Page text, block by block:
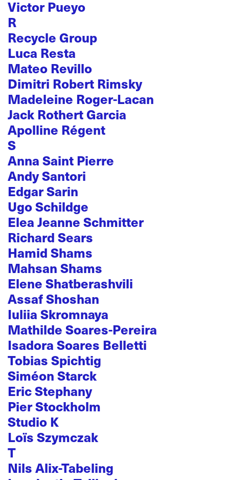
Victor Pueyo
R
Recycle Group
Luca Resta
Mateo Revillo
Dimitri Robert Rimsky
Madeleine Roger-Lacan
Jack Rothert Garcia
Apolline Régent
S
Anna Saint Pierre
Andy Santori
Edgar Sarin
Ugo Schildge
Elea Jeanne Schmitter
Richard Sears
Hamid Shams
Mahsan Shams
Elene Shatberashvili
Assaf Shoshan
Iuliia Skromnaya
Mathilde Soares-Pereira
Isadora Soares Belletti
Tobias Spichtig
Siméon Starck
Eric Stephany
Pier Stockholm
Studio K
Loïs Szymczak
T
Nils Alix-Tabeling